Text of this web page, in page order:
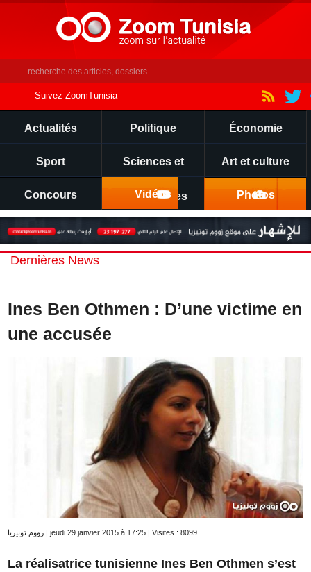
Suivez ZoomTunisia
Actualités Politique Économie
Sport Sciences et
technologies
Art et culture
Concours Vidéos Photos
Dernières News
Ines Ben Othmen : D’une victime en
une accusée
زووم تونيزيا | jeudi 29 janvier 2015 à 17:25 | Visites : 8099
La réalisatrice tunisienne Ines Ben Othmen s’est